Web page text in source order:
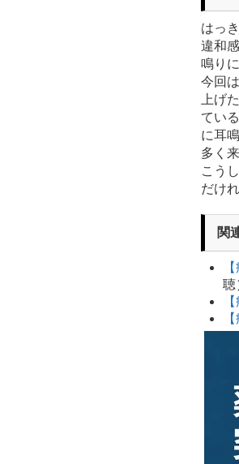
はっ
違和
鳴り
今回
上げ
てい
に耳
多く
こう
だけ
関
聴